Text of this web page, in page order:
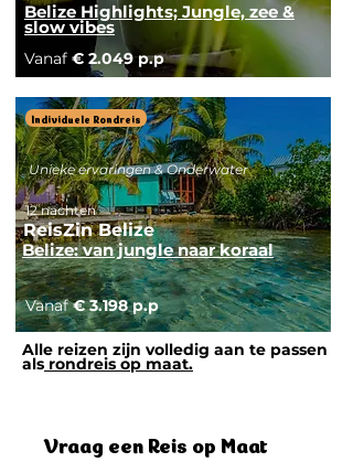
Belize Highlights; Jungle, zee &
slow vibes
Vanaf € 2.049 p.p
Unieke ervaringen & Onderwater
12 nachten
ReisZin Belize
Belize: van jungle naar koraal
Vanaf€ 3.198 p.p
Individuele Rondreis
Alle reizen zijn volledig aan te passen
als rondreis op maat.
Vraag een Reis op Maat